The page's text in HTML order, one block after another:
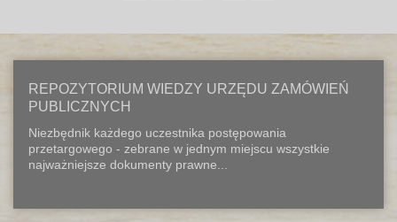
REPOZYTORIUM WIEDZY URZĘDU ZAMÓWIEŃ
PUBLICZNYCH
Niezbędnik każdego uczestnika postępowania
przetargowego - zebrane w jednym miejscu wszystkie
najważniejsze dokumenty prawne...